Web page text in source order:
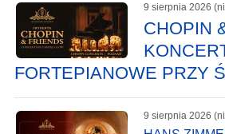
9 sierpnia 2026
CHOPIN
FORTEPIANOWE PRZY
9 sierpnia 2026